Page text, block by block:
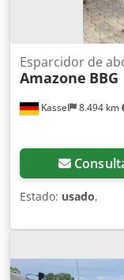
Kassel 8.494 km
Esparcidor de
Amazone BBG
Estado: usado,